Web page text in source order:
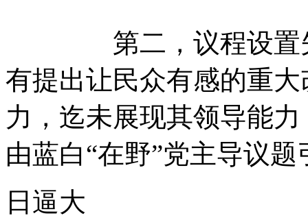
第二，议程设置失
有提出让民众有感的重
力，迄未展现其领导能
由蓝白“在野”党主导议
日逼大